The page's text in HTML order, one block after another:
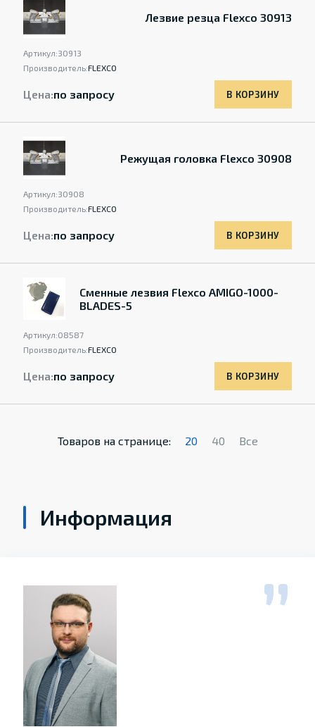
Лезвие резца Flexco 30913
Артикул:30913
Производитель:FLEXCO
Цена:по запросу В КОРЗИНУ
Режущая головка Flexco 30908
Артикул:30908
Производитель:FLEXCO
Цена:по запросу В КОРЗИНУ
Сменные лезвия Flexco AMIGO-1000-
BLADES-5
Артикул:08587
Производитель:FLEXCO
Цена:по запросу В КОРЗИНУ
Товаров на странице: 20 40 Все
Информация